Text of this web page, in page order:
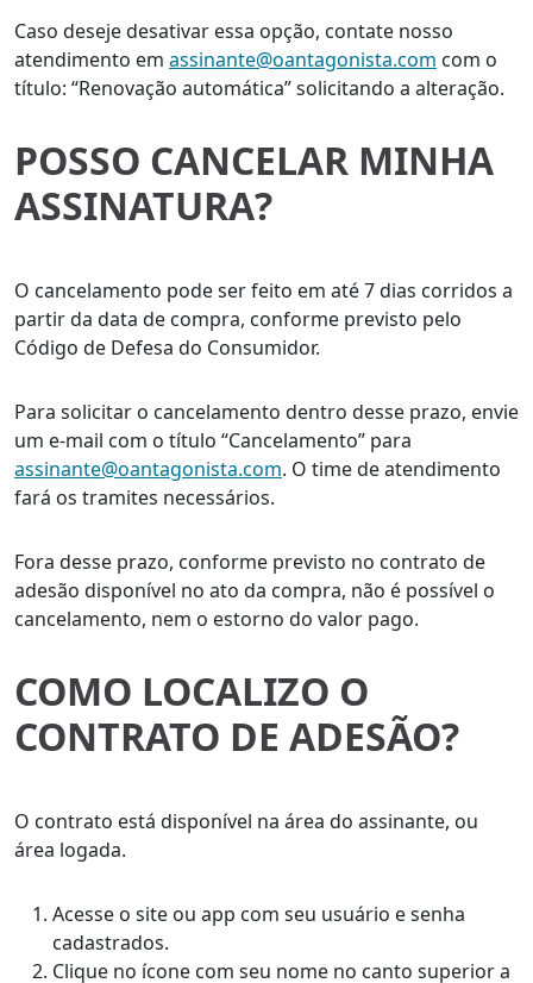
Caso deseje desativar essa opção, contate nosso
atendimento em assinante@oantagonista.com com o
título: “Renovação automática” solicitando a alteração.
POSSO CANCELAR MINHA
ASSINATURA?
O cancelamento pode ser feito em até 7 dias corridos a
partir da data de compra, conforme previsto pelo
Código de Defesa do Consumidor.
Para solicitar o cancelamento dentro desse prazo, envie
um e-mail com o título “Cancelamento” para
assinante@oantagonista.com. O time de atendimento
fará os tramites necessários.
Fora desse prazo, conforme previsto no contrato de
adesão disponível no ato da compra, não é possível o
cancelamento, nem o estorno do valor pago.
COMO LOCALIZO O
CONTRATO DE ADESÃO?
O contrato está disponível na área do assinante, ou
área logada.
Acesse o site ou app com seu usuário e senha
cadastrados.
Clique no ícone com seu nome no canto superior a